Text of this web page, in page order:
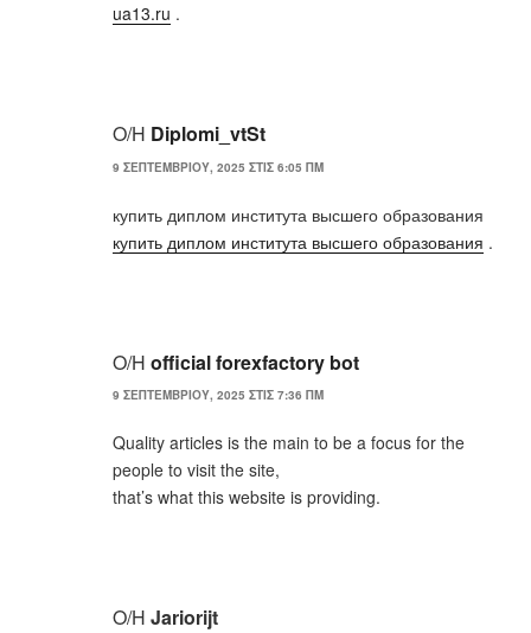
ua13.ru .
Ο/Η Diplomi_vtSt
9 ΣΕΠΤΕΜΒΡΊΟΥ, 2025 ΣΤΙΣ 6:05 ΠΜ
купить диплом института высшего образования
купить диплом института высшего образования .
Ο/Η official forexfactory bot
9 ΣΕΠΤΕΜΒΡΊΟΥ, 2025 ΣΤΙΣ 7:36 ΠΜ
Quality articles is the main to be a focus for the
people to visit the site,
that’s what this website is providing.
Ο/Η Jariorijt